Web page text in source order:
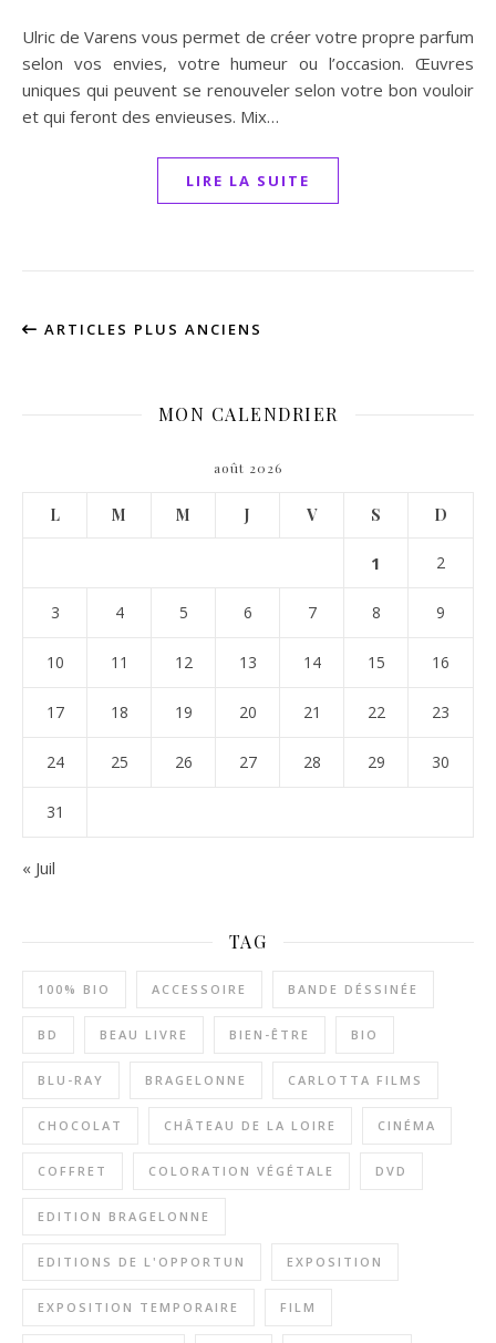
Ulric de Varens vous permet de créer votre propre parfum
selon vos envies, votre humeur ou l’occasion. Œuvres
uniques qui peuvent se renouveler selon votre bon vouloir
et qui feront des envieuses. Mix…
LIRE LA SUITE
ARTICLES PLUS ANCIENS
MON CALENDRIER
août 2026
L M M J V S D
1 2
3 4 5 6 7 8 9
10 11 12 13 14 15 16
17 18 19 20 21 22 23
24 25 26 27 28 29 30
31
« Juil
TAG
100% BIO ACCESSOIRE BANDE DÉSSINÉE
BD BEAU LIVRE BIEN-ÊTRE BIO
BLU-RAY BRAGELONNE CARLOTTA FILMS
CHOCOLAT CHÂTEAU DE LA LOIRE CINÉMA
COFFRET COLORATION VÉGÉTALE DVD
EDITION BRAGELONNE
EDITIONS DE L'OPPORTUN EXPOSITION
EXPOSITION TEMPORAIRE FILM